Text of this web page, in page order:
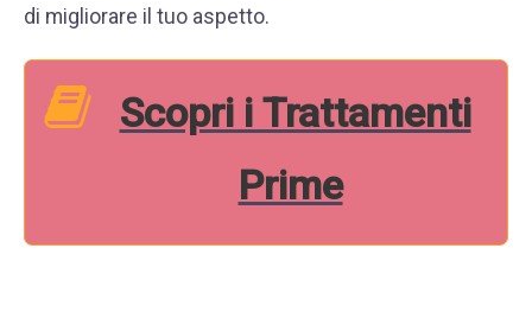
di migliorare il tuo aspetto.
Scopri i Trattamenti
Prime